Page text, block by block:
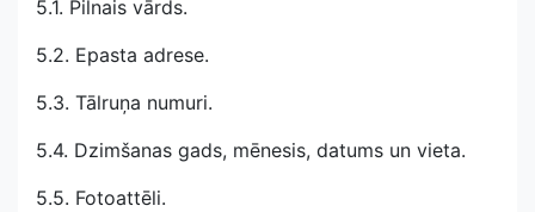
5.1. Pilnais vārds.
5.2. Epasta adrese.
5.3. Tālruņa numuri.
5.4. Dzimšanas gads, mēnesis, datums un vieta.
5.5. Fotoattēli.